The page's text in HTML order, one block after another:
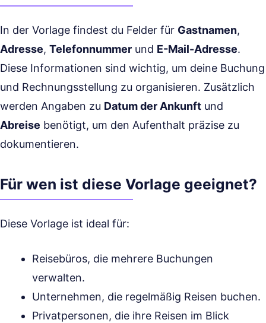
In der Vorlage findest du Felder für Gastnamen,
Adresse, Telefonnummer und E-Mail-Adresse.
Diese Informationen sind wichtig, um deine Buchung
und Rechnungsstellung zu organisieren. Zusätzlich
werden Angaben zu Datum der Ankunft und
Abreise benötigt, um den Aufenthalt präzise zu
dokumentieren.
Für wen ist diese Vorlage geeignet?
Diese Vorlage ist ideal für:
Reisebüros, die mehrere Buchungen
verwalten.
Unternehmen, die regelmäßig Reisen buchen.
Privatpersonen, die ihre Reisen im Blick